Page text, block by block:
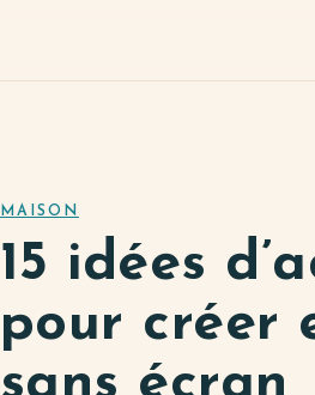
MAISON
15 idées
pour créer